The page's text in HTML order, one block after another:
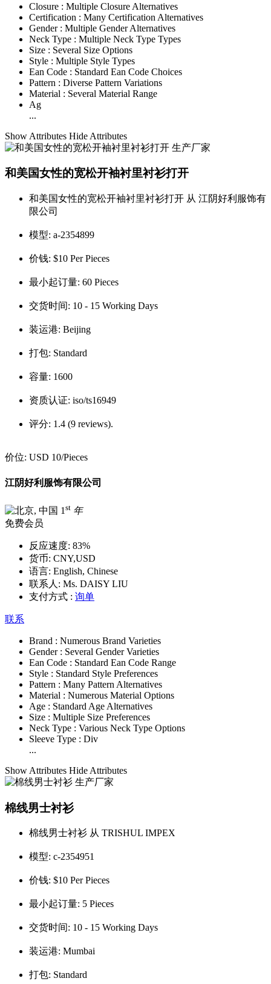
Closure : Multiple Closure Alternatives
Certification : Many Certification Alternatives
Gender : Multiple Gender Alternatives
Neck Type : Multiple Neck Type Types
Size : Several Size Options
Style : Multiple Style Types
Ean Code : Standard Ean Code Choices
Pattern : Diverse Pattern Variations
Material : Several Material Range
Ag
...
Show Attributes Hide Attributes
和美国女性的宽松开袖衬里衬衫打开
和美国女性的宽松开袖衬里衬衫打开 从 江阴好利服饰有
限公司
模型: a-2354899
价钱: $10 Per Pieces
最小起订量: 60 Pieces
交货时间: 10 - 15 Working Days
装运港: Beijing
打包: Standard
容量: 1600
资质认证: iso/ts16949
评分: 1.4 (9 reviews).
价位: USD 10/Pieces
江阴好利服饰有限公司
1 st 年
免费会员
反应速度: 83%
货币: CNY,USD
语言: English, Chinese
联系人: Ms. DAISY LIU
支付方式 : 询单
联系
Brand : Numerous Brand Varieties
Gender : Several Gender Varieties
Ean Code : Standard Ean Code Range
Style : Standard Style Preferences
Pattern : Many Pattern Alternatives
Material : Numerous Material Options
Age : Standard Age Alternatives
Size : Multiple Size Preferences
Neck Type : Various Neck Type Options
Sleeve Type : Div
...
Show Attributes Hide Attributes
棉线男士衬衫
棉线男士衬衫 从 TRISHUL IMPEX
模型: c-2354951
价钱: $10 Per Pieces
最小起订量: 5 Pieces
交货时间: 10 - 15 Working Days
装运港: Mumbai
打包: Standard